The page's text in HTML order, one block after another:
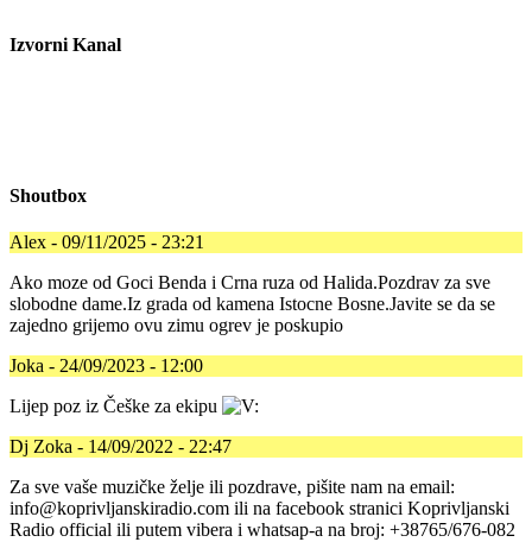
Izvorni Kanal
Shoutbox
Alex - 09/11/2025 - 23:21
Ako moze od Goci Benda i Crna ruza od Halida.Pozdrav za sve
slobodne dame.Iz grada od kamena Istocne Bosne.Javite se da se
zajedno grijemo ovu zimu ogrev je poskupio
Joka - 24/09/2023 - 12:00
Lijep poz iz Češke za ekipu
Dj Zoka - 14/09/2022 - 22:47
Za sve vaše muzičke želje ili pozdrave, pišite nam na email:
info@koprivljanskiradio.com ili na facebook stranici Koprivljanski
Radio official ili putem vibera i whatsap-a na broj: +38765/676-082